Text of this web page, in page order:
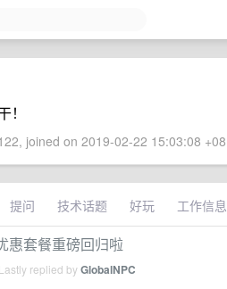
joined on 2019-02-22 15:03:08
提问 技术话题 好玩 工作信息
惠套餐重磅回归啦
replied byGlobalNPC